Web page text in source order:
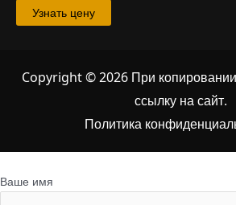
Узнать цену
Copyright © 2026 При
ссылку на сайт.
Политика
Ваше имя